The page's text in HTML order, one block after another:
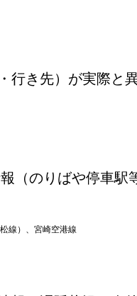
行き先）が実際と
（のりばや停車駅
線）、宮崎空港線